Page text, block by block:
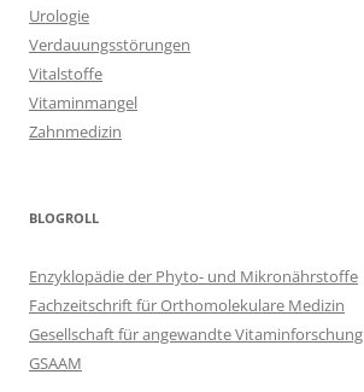
Urologie
Verdauungsstörungen
Vitalstoffe
Vitaminmangel
Zahnmedizin
BLOGROLL
Enzyklopädie der Phyto- und Mikronährstoffe
Fachzeitschrift für Orthomolekulare Medizin
Gesellschaft für angewandte Vitaminforschung
GSAAM